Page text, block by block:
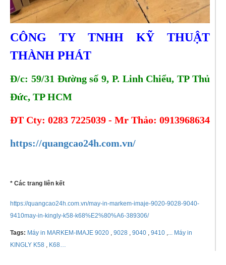
CÔNG TY TNHH KỸ THUẬT
THÀNH PHÁT
Đ/c: 59/31 Đường số 9, P. Linh Chiểu, TP Thủ
Đức, TP HCM
ĐT Cty: 0283 7225039 - Mr Thảo: 0913968634
https://quangcao24h.com.vn/
* Các trang liên kết
https://quangcao24h.com.vn/may-in-markem-imaje-9020-9028-9040-
9410may-in-kingly-k58-k68%E2%80%A6-389306/
Tags: Máy in MARKEM-IMAJE 9020 , 9028 , 9040 , 9410 ,... Máy in
KINGLY K58 , K68…